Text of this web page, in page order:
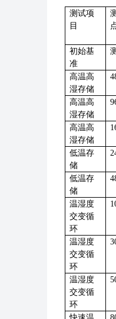
测试项
目
初始基
准
高温高
湿存储
高温高
湿存储
高温高
湿存储
低温存
储
低温存
储
温湿度
交变循
环
温湿度
交变循
环
温湿度
交变循
环